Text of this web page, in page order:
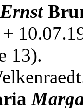
Ernst
+
13).